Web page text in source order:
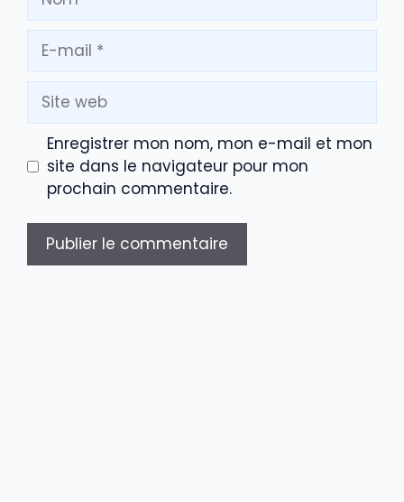
mail
Site
web
Enregistrer mon nom, mon e-mail et mon
site dans le navigateur pour mon
prochain commentaire.